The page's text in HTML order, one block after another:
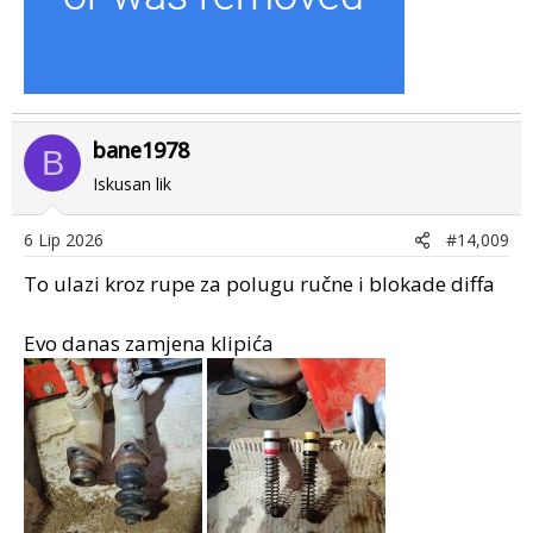
B bane1978
Iskusan lik
6 Lip 2026 #14,009
To ulazi kroz rupe za polugu ručne i blokade diffa
Evo danas zamjena klipića